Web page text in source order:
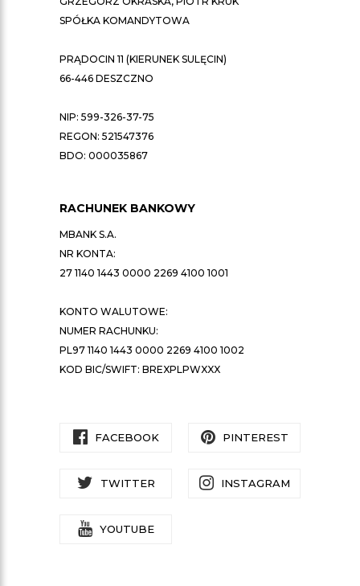
SPÓŁKA KOMANDYTOWA
PRĄDOCIN 11 (KIERUNEK SULĘCIN)
66-446 DESZCZNO
NIP: 599-326-37-75
REGON: 521547376
BDO: 000035867
RACHUNEK BANKOWY
MBANK S.A.
NR KONTA:
27 1140 1443 0000 2269 4100 1001
KONTO WALUTOWE:
NUMER RACHUNKU:
PL97 1140 1443 0000 2269 4100 1002
KOD BIC/SWIFT: BREXPLPWXXX
FACEBOOK PINTEREST
TWITTER INSTAGRAM
YOUTUBE